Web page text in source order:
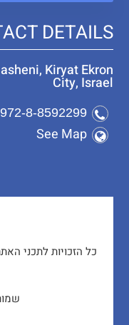
DETAILS
Kiryat Ekron
City, Israel
972-8-8592299
See Map
כל הזכויות לתכני